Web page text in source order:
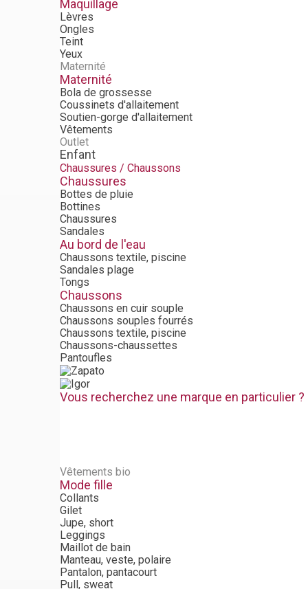
Maquillage
Lèvres
Ongles
Teint
Yeux
Maternité
Maternité
Bola de grossesse
Coussinets d'allaitement
Soutien-gorge d'allaitement
Vêtements
Outlet
Enfant
Chaussures / Chaussons
Chaussures
Bottes de pluie
Bottines
Chaussures
Sandales
Au bord de l'eau
Chaussons textile, piscine
Sandales plage
Tongs
Chaussons
Chaussons en cuir souple
Chaussons souples fourrés
Chaussons textile, piscine
Chaussons-chaussettes
Pantoufles
Vous recherchez une marque en particulier ?
Vêtements bio
Mode fille
Collants
Gilet
Jupe, short
Leggings
Maillot de bain
Manteau, veste, polaire
Pantalon, pantacourt
Pull, sweat